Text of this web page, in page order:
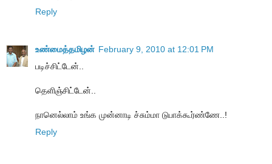
Reply
உண்மைத்தமிழன் February 9, 2010 at 12:01 PM
படிச்சிட்டேன்..
தெளிஞ்சிட்டேன்..
நானெல்லாம் உங்க முன்னாடி ச்சும்மா டுபாக்கூர்ண்ணே..!
Reply